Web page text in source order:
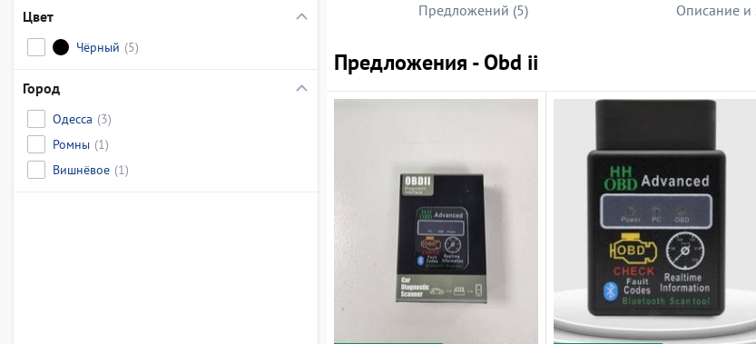
Цвет
Чёрный (5)
Город
Одесса (3)
Ромны (1)
Вишнёвое (1)
Предложений (5) Описание и
Предложения - Obd ii